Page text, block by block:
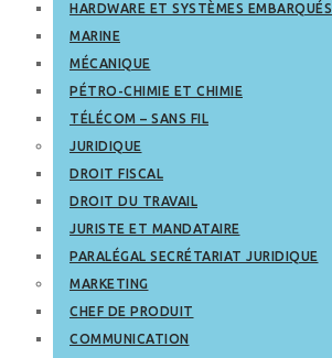
HARDWARE ET SYSTÈMES EMBARQUÉS
MARINE
MÉCANIQUE
PÉTRO-CHIMIE ET CHIMIE
TÉLÉCOM – SANS FIL
JURIDIQUE
DROIT FISCAL
DROIT DU TRAVAIL
JURISTE ET MANDATAIRE
PARALÉGAL SECRÉTARIAT JURIDIQUE
MARKETING
CHEF DE PRODUIT
COMMUNICATION